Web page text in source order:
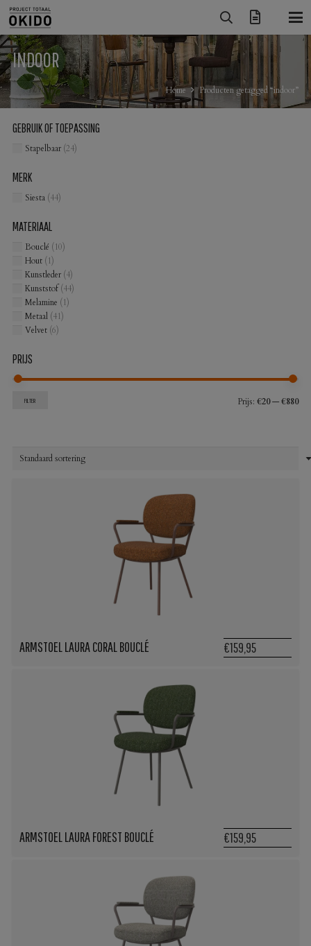
INDOOR
Home Producten getagged “indoor”
GEBRUIK OF TOEPASSING
Stapelbaar (24)
MERK
Siesta (44)
MATERIAAL
Bouclé (10)
Hout (1)
Kunstleder (4)
Kunststof (44)
Melamine (1)
Metaal (41)
Velvet (6)
PRIJS
FILTER Prijs: €20—€880
ARMSTOEL LAURA CORAL BOUCLÉ €159,95
ARMSTOEL LAURA FOREST BOUCLÉ €159,95